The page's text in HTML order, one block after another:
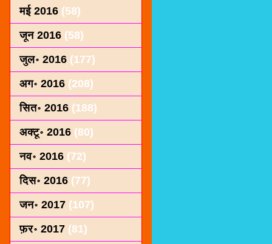
मई 2016 (58)
जून 2016 (58)
जुल॰ 2016 (177)
अग॰ 2016 (208)
सित॰ 2016 (188)
अक्टू॰ 2016 (80)
नव॰ 2016 (72)
दिस॰ 2016 (77)
जन॰ 2017 (107)
फ़र॰ 2017 (81)